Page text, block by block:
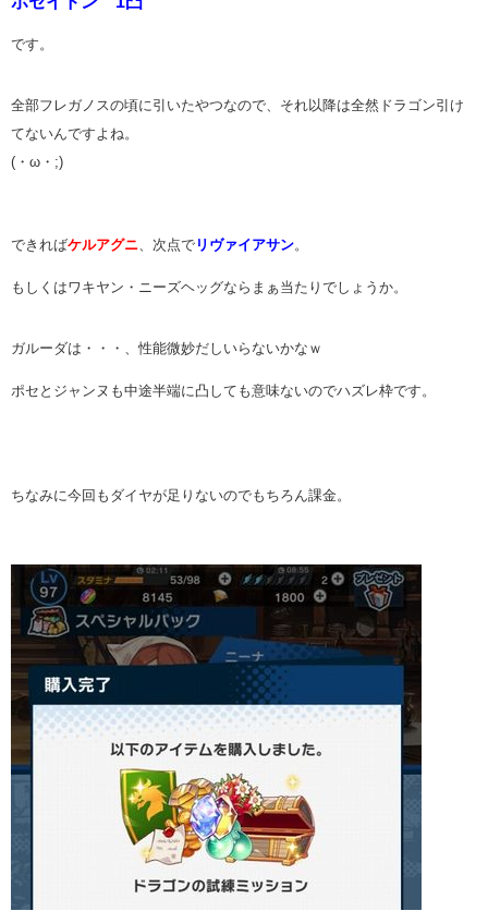
です。
全部フレガノスの頃に引いたやつなので、それ以降は全然ドラゴン引け
てないんですよね。
(・ω・;)
できればケルアグニ、次点で リヴァイアサン。
もしくはワキヤン・ニーズヘッグならまぁ当たりでしょうか。
ガルーダは・・・、性能微妙だしいらないかなｗ
ポセとジャンヌも中途半端に凸しても意味ないのでハズレ枠です。
ちなみに今回もダイヤが足りないのでもちろん課金。